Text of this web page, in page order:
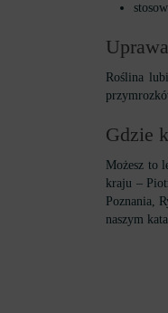
Roślina
Gdzie
Możesz to
kraju –
Poznania,
naszym